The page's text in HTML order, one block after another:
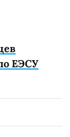
ЕЭСУ